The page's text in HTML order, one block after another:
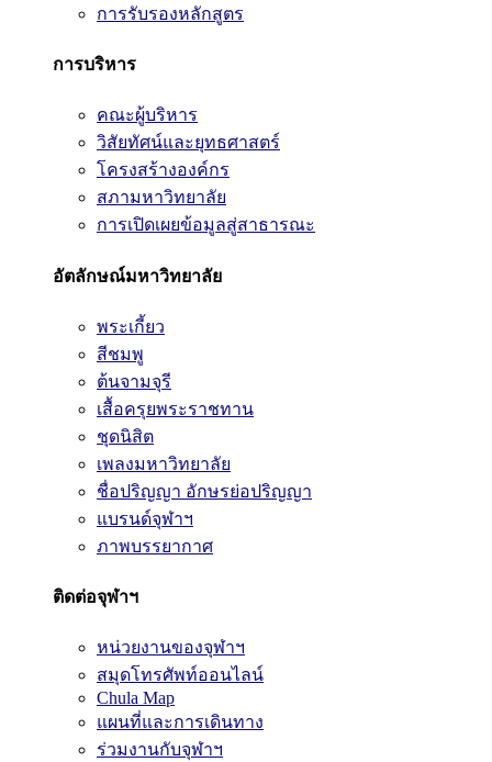
การรับรองหลักสูตร
การบริหาร
คณะผู้บริหาร
วิสัยทัศน์และยุทธศาสตร์
โครงสร้างองค์กร
สภามหาวิทยาลัย
การเปิดเผยข้อมูลสู่สาธารณะ
อัตลักษณ์มหาวิทยาลัย
พระเกี้ยว
สีชมพู
ต้นจามจุรี
เสื้อครุยพระราชทาน
ชุดนิสิต
เพลงมหาวิทยาลัย
ชื่อปริญญา อักษรย่อปริญญา
แบรนด์จุฬาฯ
ภาพบรรยากาศ
ติดต่อจุฬาฯ
หน่วยงานของจุฬาฯ
สมุดโทรศัพท์ออนไลน์
Chula Map
แผนที่และการเดินทาง
ร่วมงานกับจุฬาฯ